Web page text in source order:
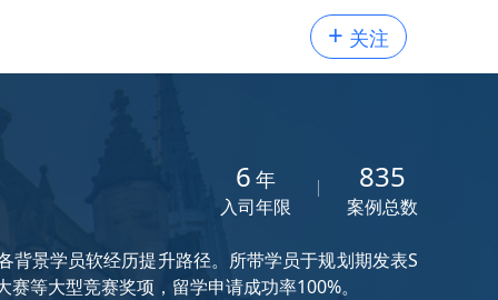
+ 关注
6 年
入司年限
835
案例总数
背景学员软经历提升路径。所带学员于规划期发表S
等大型竞赛奖项，留学申请成功率100%。